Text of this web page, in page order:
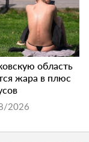
область
жара в плюс
2026